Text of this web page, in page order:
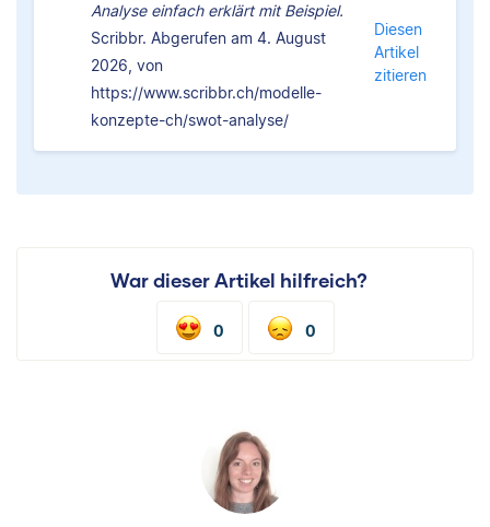
Analyse einfach erklärt mit Beispiel.
Scribbr. Abgerufen am 4. August
2026, von
https://www.scribbr.ch/modelle-
konzepte-ch/swot-analyse/
Diesen
Artikel
zitieren
War dieser Artikel hilfreich?
0 0